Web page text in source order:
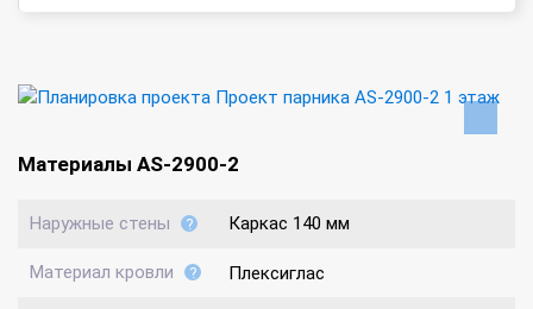
Материалы AS-2900-2
Наружные стены Каркас 140 мм
Материал кровли Плексиглас